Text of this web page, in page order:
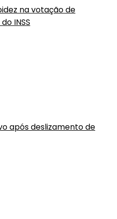
na votação de
INSS
após deslizamento de